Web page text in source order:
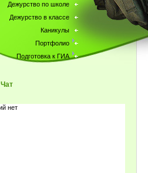
Дежурство по школе
Дежурство в классе
Каникулы
Портфолио
Подготовка к ГИА
Чат